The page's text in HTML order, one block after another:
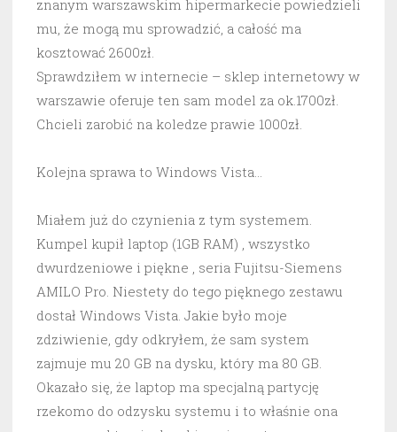
znanym warszawskim hipermarkecie powiedzieli
mu, że mogą mu sprowadzić, a całość ma
kosztować 2600zł.
Sprawdziłem w internecie – sklep internetowy w
warszawie oferuje ten sam model za ok.1700zł.
Chcieli zarobić na koledze prawie 1000zł.
Kolejna sprawa to Windows Vista…
Miałem już do czynienia z tym systemem.
Kumpel kupił laptop (1GB RAM) , wszystko
dwurdzeniowe i piękne , seria Fujitsu-Siemens
AMILO Pro. Niestety do tego pięknego zestawu
dostał Windows Vista. Jakie było moje
zdziwienie, gdy odkryłem, że sam system
zajmuje mu 20 GB na dysku, który ma 80 GB.
Okazało się, że laptop ma specjalną partycję
rzekomo do odzysku systemu i to właśnie ona